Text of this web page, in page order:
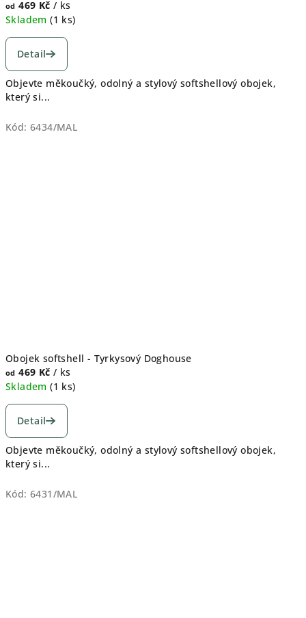
od 469 Kč/ ks
Skladem(1 ks)
Detail
Objevte měkoučký, odolný a stylový softshellový obojek,
který si...
Kód: 6434/MAL
Obojek softshell - Tyrkysový Doghouse
od 469 Kč/ ks
Skladem(1 ks)
Detail
Objevte měkoučký, odolný a stylový softshellový obojek,
který si...
Kód: 6431/MAL